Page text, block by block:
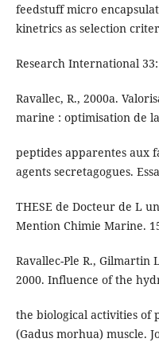
feedstuff micro
kinetrics as selection
Research International 33:
Ravallec, R., 2000a.
marine : optimisation de
peptides apparentes aux
agents secretagogues.
THESE de Docteur de L
Mention Chimie Marine.
Ravallec-Ple R., Gilmartin
2000. Influence of the
the biological activities of
(Gadus morhua) muscle.